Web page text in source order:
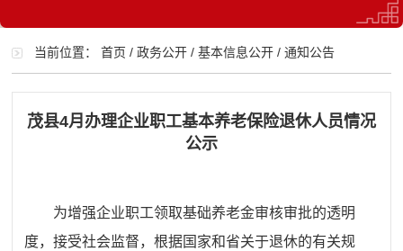
当前位置：首页 /政务公开 /基本信息公开 /通知公告
茂县4月办理企业职工基本养老保险退休人员情况
公示
为增强企业职工领取基础养老金审核审批的透明
度，接受社会监督，根据国家和省关于退休的有关规